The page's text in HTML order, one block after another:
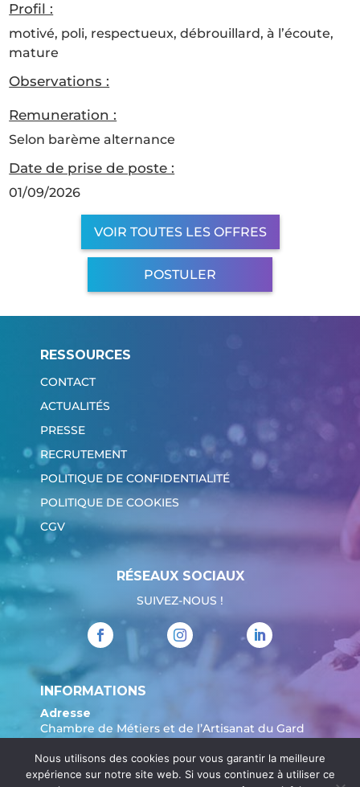
Profil :
motivé, poli, respectueux, débrouillard, à l’écoute,
mature
Observations :
Remuneration :
Selon barème alternance
Date de prise de poste :
01/09/2026
VOIR TOUTES LES OFFRES
POSTULER
RESSOURCES
CONTACT
ACTUALITÉS
PRESSE
RECRUTEMENT
POLITIQUE DE CONFIDENTIALITÉ
POLITIQUE DE COOKIES
CGV
RÉSEAUX SOCIAUX
SUIVEZ-NOUS !
INFORMATIONS
Adresse
Chambre de Métiers et de l’Artisanat du Gard
904 Avenue Marechal Juin
30908 Nîmes
Nous utilisons des cookies pour vous garantir la meilleure
expérience sur notre site web. Si vous continuez à utiliser ce